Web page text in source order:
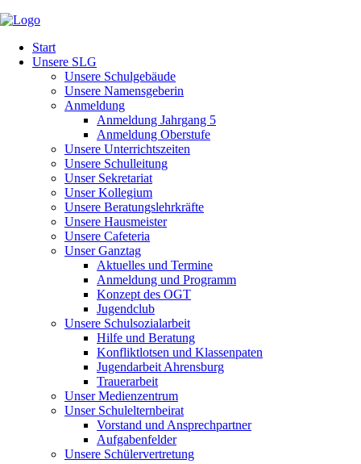
Start
Unsere SLG
Unsere Schulgebäude
Unsere Namensgeberin
Anmeldung
Anmeldung Jahrgang 5
Anmeldung Oberstufe
Unsere Unterrichtszeiten
Unsere Schulleitung
Unser Sekretariat
Unser Kollegium
Unsere Beratungslehrkräfte
Unsere Hausmeister
Unsere Cafeteria
Unser Ganztag
Aktuelles und Termine
Anmeldung und Programm
Konzept des OGT
Jugendclub
Unsere Schulsozialarbeit
Hilfe und Beratung
Konfliktlotsen und Klassenpaten
Jugendarbeit Ahrensburg
Trauerarbeit
Unser Medienzentrum
Unser Schulelternbeirat
Vorstand und Ansprechpartner
Aufgabenfelder
Unsere Schülervertretung